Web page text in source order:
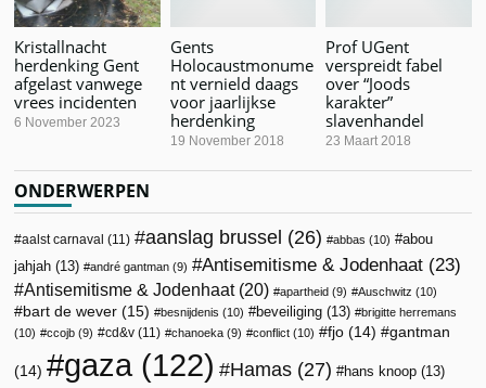
Kristallnacht
herdenking Gent
afgelast vanwege
vrees incidenten
6 November 2023
Gents
Holocaustmonume
nt vernield daags
voor jaarlijkse
herdenking
19 November 2018
Prof UGent
verspreidt fabel
over “Joods
karakter”
slavenhandel
23 Maart 2018
ONDERWERPEN
aalst carnaval (11) aanslag brussel (26) abbas (10)
abou
jahjah (13) andré gantman (9) Antisemitisme & Jodenhaat (23)
Antisemitisme & Jodenhaat(20) apartheid (9) Auschwitz (10)
bart de wever (15) besnijdenis (10) beveiliging (13)
brigitte herremans
(10)
ccojb (9) cd&v (11) chanoeka (9) conflict (10) fjo (14) gantman
(14) gaza(122) Hamas (27) hans knoop (13)